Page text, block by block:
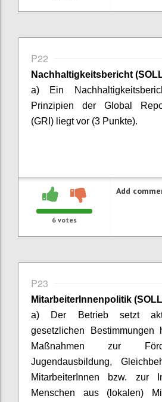
P22
Nachhaltigkeitsbericht
a) Ein
Prinzipien der Global
(GRI) liegt vor (3 Punkte).
6 votes
Add
P23
MitarbeiterInnenpolitik
a) Der Betrieb setzt
gesetzlichen Bestimmungen
Maßnahmen zur
Jugendausbildung,
MitarbeiterInnen bzw. zur
Menschen aus (lokalen)